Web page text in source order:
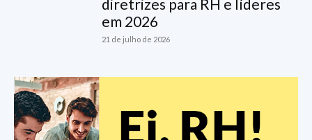
diretrizes para RH e líderes
em 2026
21 de julho de 2026